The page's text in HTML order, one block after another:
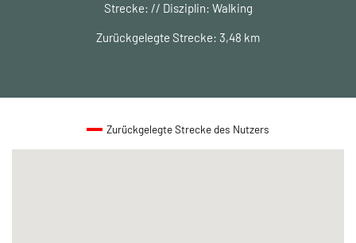
Strecke: // Disziplin: Walking
Zurückgelegte Strecke: 3,48 km
Zurückgelegte Strecke des Nutzers